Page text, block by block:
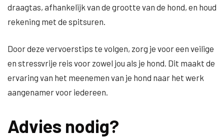
draagtas, afhankelijk van de grootte van de hond, en houd
rekening met de spitsuren.
Door deze vervoerstips te volgen, zorg je voor een veilige
en stressvrije reis voor zowel jou als je hond. Dit maakt de
ervaring van het meenemen van je hond naar het werk
aangenamer voor iedereen.
Advies nodig?